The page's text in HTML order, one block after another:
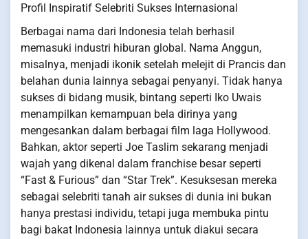
Profil Inspiratif Selebriti Sukses Internasional
Berbagai nama dari Indonesia telah berhasil
memasuki industri hiburan global. Nama Anggun,
misalnya, menjadi ikonik setelah melejit di Prancis dan
belahan dunia lainnya sebagai penyanyi. Tidak hanya
sukses di bidang musik, bintang seperti Iko Uwais
menampilkan kemampuan bela dirinya yang
mengesankan dalam berbagai film laga Hollywood.
Bahkan, aktor seperti Joe Taslim sekarang menjadi
wajah yang dikenal dalam franchise besar seperti
“Fast & Furious” dan “Star Trek”. Kesuksesan mereka
sebagai selebriti tanah air sukses di dunia ini bukan
hanya prestasi individu, tetapi juga membuka pintu
bagi bakat Indonesia lainnya untuk diakui secara